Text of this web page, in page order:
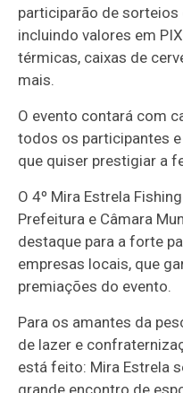
participarão de
incluindo valores em
térmicas, caixas de
mais.
O evento contará com
todos os participantes
que quiser prestigiar a
O 4º Mira Estrela
Prefeitura e Câmara
destaque para a forte
empresas locais, que
premiações do evento.
Para os amantes da
de lazer e
está feito: Mira Estrela
grande encontro de